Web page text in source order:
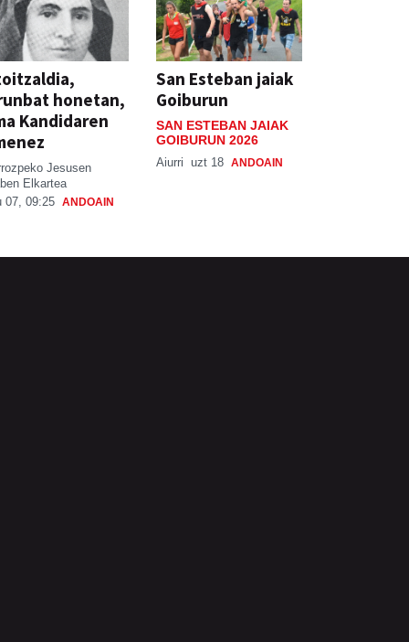
honetan,
Kandidaren
Jesusen
Elkartea
07, 09:25 ANDOAIN
San Esteban jaiak
Goiburun
SAN ESTEBAN JAIAK
GOIBURUN 2026
Aiurri uzt 18 ANDOAIN